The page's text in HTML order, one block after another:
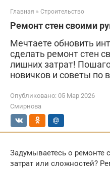
Главная » Строительство
Ремонт стен своими
Мечтаете обновить
сделать ремонт стен
лишних затрат!
новичков и советы по
Опубликовано: 05 Мар 2026
Смирнова
Задумываетесь о ремонте
затрат или сложностей?